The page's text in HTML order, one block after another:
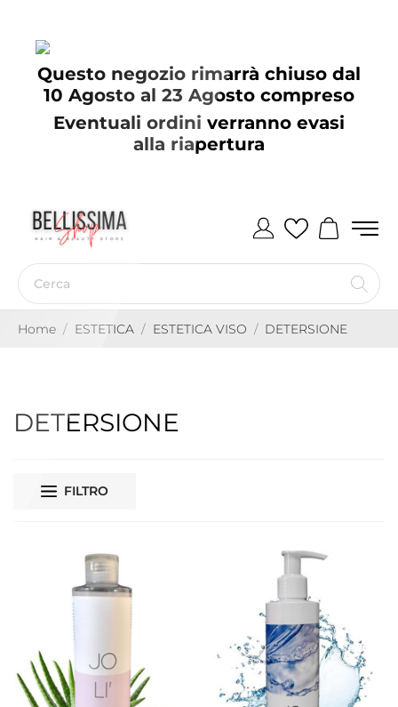
Questo negozio rimarrà chiuso dal
10 Agosto al 23 Agosto compreso
Eventuali ordini verranno evasi
alla riapertura
Home ESTETICA ESTETICA VISO DETERSIONE
DETERSIONE
FILTRO